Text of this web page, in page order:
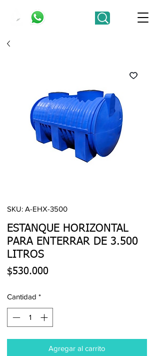
SKU: A-EHX-3500
ESTANQUE HORIZONTAL
PARA ENTERRAR DE 3.500
LITROS
$530.000Precio
Cantidad *
Agregar al carrito